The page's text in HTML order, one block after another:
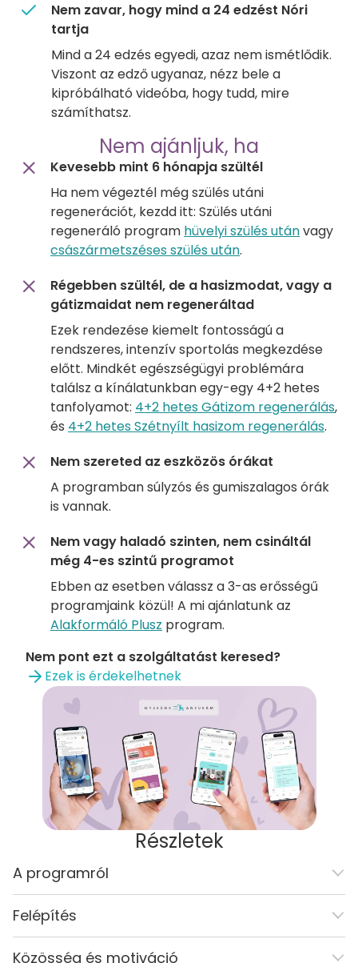
Nem zavar, hogy mind a 24 edzést Nóri
tartja
Mind a 24 edzés egyedi, azaz nem ismétlődik.
Viszont az edző ugyanaz, nézz bele a
kipróbálható videóba, hogy tudd, mire
számíthatsz.
Nem ajánljuk, ha
Kevesebb mint 6 hónapja szültél
Ha nem végeztél még szülés utáni
regenerációt, kezdd itt: Szülés utáni
regeneráló program hüvelyi szülés utánvagy
császármetszéses szülés után.
Régebben szültél, de a hasizmodat, vagy a
gátizmaidat nem regeneráltad
Ezek rendezése kiemelt fontosságú a
rendszeres, intenzív sportolás megkezdése
előtt. Mindkét egészségügyi problémára
találsz a kínálatunkban egy-egy 4+2 hetes
tanfolyamot: 4+2 hetes Gátizom regenerálás,
és 4+2 hetes Szétnyílt hasizom regenerálás.
Nem szereted az eszközös órákat
A programban súlyzós és gumiszalagos órák
is vannak.
Nem vagy haladó szinten, nem csináltál
még 4-es szintű programot
Ebben az esetben válassz a 3-as erősségű
programjaink közül! A mi ajánlatunk az
Alakformáló Plusz program.
Nem pont ezt a szolgáltatást keresed?
Ezek is érdekelhetnek
Részletek
A programról
Felépítés
Közösség és motiváció